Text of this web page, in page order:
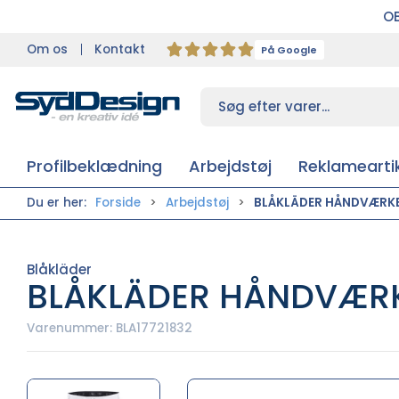
Om os Kontakt På Google
Profilbeklædning Arbejdstøj
Du er her: Forside Arbejdstøj BLÅKLÄDER
Blåkläder
BLÅKLÄDER
Varenummer: BLA17721832